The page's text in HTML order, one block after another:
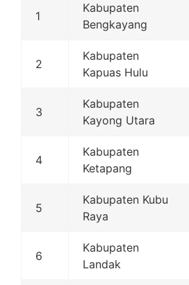
1
Kabupaten
Bengkayang
2
Kabupaten
Kapuas Hulu
3
Kabupaten
Kayong Utara
4
Kabupaten
Ketapang
5
Kabupaten Kubu
Raya
6
Kabupaten
Landak